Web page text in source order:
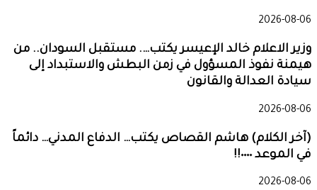
2026-08-06
وزير الاعلام خالد الإعيسر يكتب…. مستقبل السودان.. من
هيمنة نفوذ المسؤول في زمن البطش والاستبداد إلى
سيادة العدالة والقانون
2026-08-06
(آخر الكلام) هاشم القصاص يكتب… الدفاع المدني… دائماً
في الموعد ٠٠٠٠!!
2026-08-06